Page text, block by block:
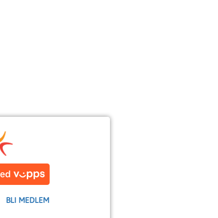
BLI MEDLEM